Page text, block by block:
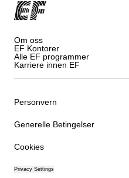
Om oss
EF Kontorer
Alle EF programmer
Karriere innen EF
Personvern
Generelle Betingelser
Cookies
Privacy Settings